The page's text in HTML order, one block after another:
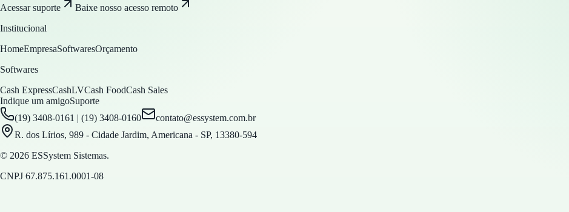
Acessar suporte
Baixe nosso acesso remoto
Institucional
HomeEmpresaSoftwaresOrçamento
Softwares
Cash ExpressCashLVCash FoodCash Sales
Indique um amigoSuporte
(19) 3408-0161 | (19) 3408-0160
contato@essystem.com.br
R. dos Lírios, 989 - Cidade Jardim, Americana - SP, 13380-594
© 2026 ESSystem Sistemas.
CNPJ 67.875.161.0001-08